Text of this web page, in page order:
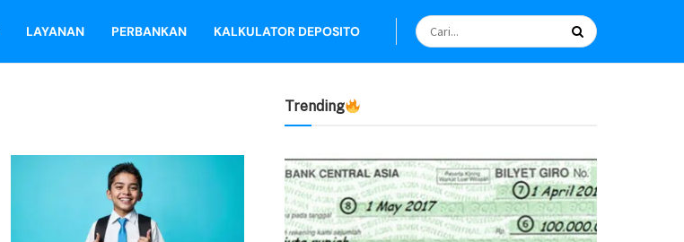
LAYANAN PERBANKAN KALKULATOR DEPOSITO
Trending